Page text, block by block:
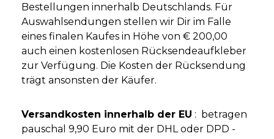
Bestellungen innerhalb Deutschlands. Für
Auswahlsendungen stellen wir Dir im Falle
eines finalen Kaufes in Höhe von € 200,00
auch einen kostenlosen Rücksendeaufkleber
zur Verfügung. Die Kosten der Rücksendung
trägt ansonsten der Käufer.
Versandkosten innerhalb der EU : betragen
pauschal 9,90 Euro mit der DHL oder DPD -